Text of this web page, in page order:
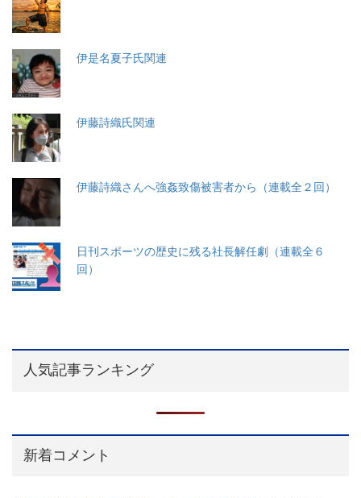
伊是名夏子氏関連
伊藤詩織氏関連
伊藤詩織さんへ強姦致傷被害者から（連載全２回）
日刊スポーツの歴史に残る社長解任劇（連載全６
回）
人気記事ランキング
新着コメント